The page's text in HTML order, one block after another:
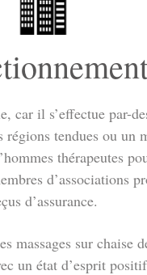
car il s’effectue par-
tendues ou un
thérapeutes
d’associations
d’assurance.
massages sur chaise
un état d’esprit